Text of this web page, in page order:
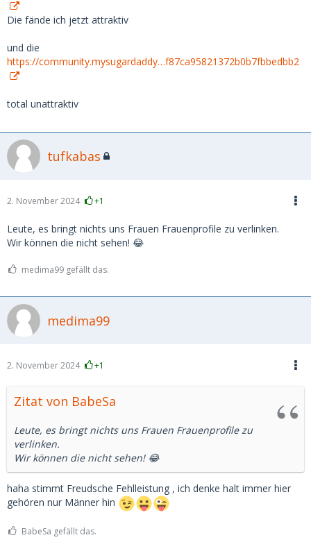
Die fände ich jetzt attraktiv
und die
https://community.mysugardaddy…f87ca95821372b0b7fbbedbb2
total unattraktiv
tufkabas
2. November 2024 +1
Leute, es bringt nichts uns Frauen Frauenprofile zu verlinken.
Wir können die nicht sehen! 😂
medima99 gefällt das.
medima99
2. November 2024 +1
Zitat von BabeSa
Leute, es bringt nichts uns Frauen Frauenprofile zu
verlinken.
Wir können die nicht sehen! 😂
haha stimmt Freudsche Fehlleistung , ich denke halt immer hier
gehören nur Männer hin
BabeSa gefällt das.